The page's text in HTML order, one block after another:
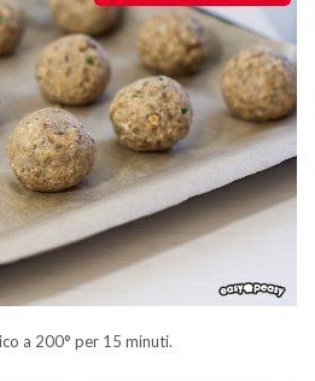
a 200° per 15 minuti.